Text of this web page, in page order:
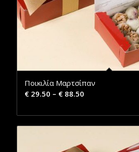
Ποικιλία Μαρτσίπαν
€29.50 – €88.50